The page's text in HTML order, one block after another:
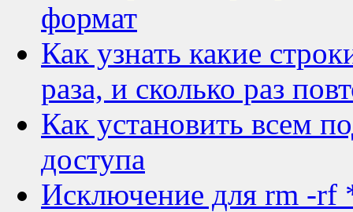
формат
Как узнать какие
раза, и сколько раз
Как установить всем
доступа
Исключение для rm -rf